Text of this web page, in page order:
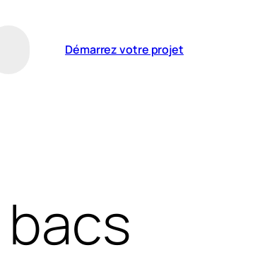
Démarrez votre projet